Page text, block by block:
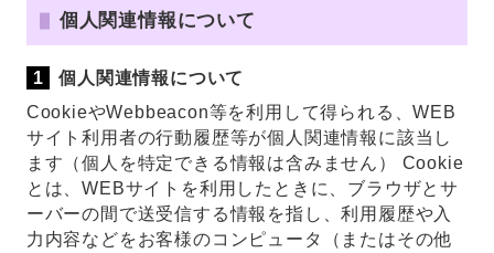
個人関連情報について
個人関連情報について
CookieやWebbeacon等を利用して得られる、WEB
サイト利用者の行動履歴等が個人関連情報に該当し
ます（個人を特定できる情報は含みません） Cookie
とは、WEBサイトを利用したときに、ブラウザとサ
ーバーの間で送受信する情報を指し、利用履歴や入
力内容などをお客様のコンピュータ（またはその他